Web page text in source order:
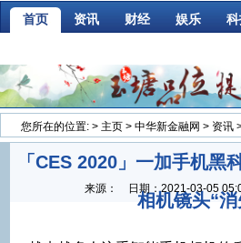
首页 资讯 财经 娱乐
您所在的位置: > 主页 > 中华新金融网 > 资讯
「CES 2020」一加手机黑
相机镜头“消
来源： 日期：2021-03-05